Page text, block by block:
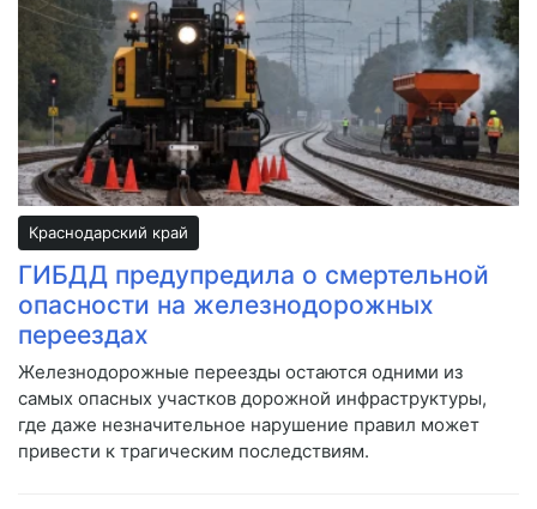
Краснодарский край
ГИБДД предупредила о смертельной
опасности на железнодорожных
переездах
Железнодорожные переезды остаются одними из
самых опасных участков дорожной инфраструктуры,
где даже незначительное нарушение правил может
привести к трагическим последствиям.